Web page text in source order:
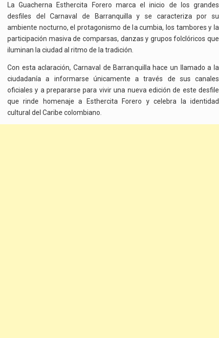
La Guacherna Esthercita Forero marca el inicio de los grandes
desfiles del Carnaval de Barranquilla y se caracteriza por su
ambiente nocturno, el protagonismo de la cumbia, los tambores y la
participación masiva de comparsas, danzas y grupos folclóricos que
iluminan la ciudad al ritmo de la tradición.
Con esta aclaración, Carnaval de Barranquilla hace un llamado a la
ciudadanía a informarse únicamente a través de sus canales
oficiales y a prepararse para vivir una nueva edición de este desfile
que rinde homenaje a Esthercita Forero y celebra la identidad
cultural del Caribe colombiano.